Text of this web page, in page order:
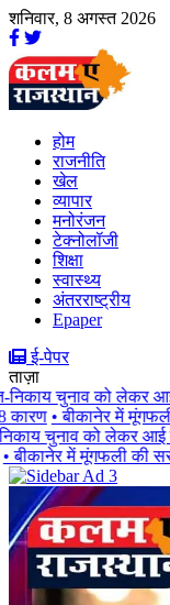
शनिवार, 8 अगस्त 2026
होम
राजनीति
खेल
व्यापार
मनोरंजन
टेक्नोलॉजी
शिक्षा
स्वास्थ्य
अंतरराष्ट्रीय
Epaper
ई-पेपर
ताज़ा
चुनाव को लेकर आई
• बीकानेर में मूंगफली
चुनाव को लेकर आई
में मूंगफली की